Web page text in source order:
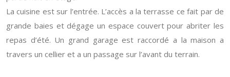
La cuisine est sur l’entrée. L’accès a la terrasse ce fait par de
grande baies et dégage un espace couvert pour abriter les
repas d’été. Un grand garage est raccordé a la maison a
travers un cellier et a un passage sur l’avant du terrain.